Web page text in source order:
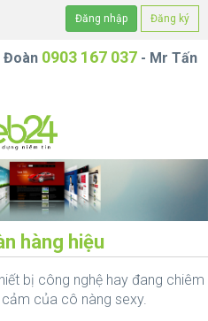
Đăng nhập Đăng ký
Đoàn 0903 167 037 - Mr Tấn
hàng hiệu
bị công nghệ hay đang chiêm
của cô nàng sexy.